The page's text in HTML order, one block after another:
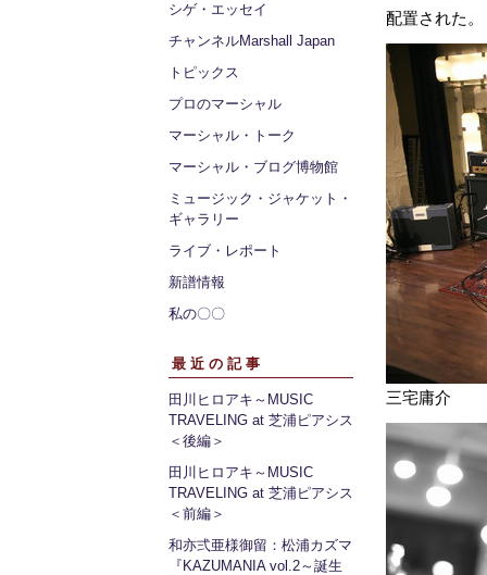
シゲ・エッセイ
チャンネルMarshall Japan
トピックス
プロのマーシャル
マーシャル・トーク
マーシャル・ブログ博物館
ミュージック・ジャケット・
ギャラリー
ライブ・レポート
新譜情報
私の〇〇
最近の記事
田川ヒロアキ～MUSIC
TRAVELING at 芝浦ピアシス
＜後編＞
田川ヒロアキ～MUSIC
TRAVELING at 芝浦ピアシス
＜前編＞
和亦弍亜様御留：松浦カズマ
『KAZUMANIA vol.2～誕生
配置された。
三宅庸介